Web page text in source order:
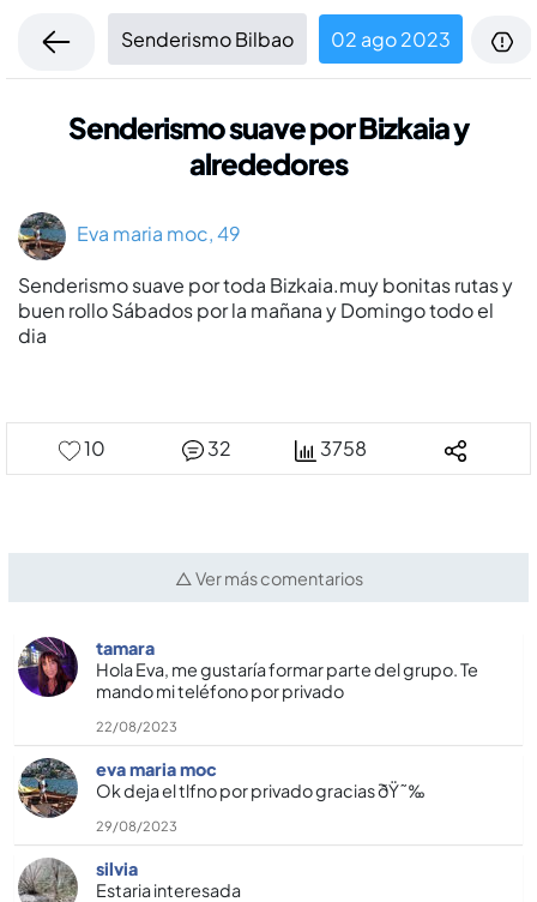
Senderismo Bilbao 02 ago 2023
Senderismo suave por Bizkaia y
alrededores
Eva maria moc, 49
Senderismo suave por toda Bizkaia.muy bonitas rutas y
buen rollo Sábados por la mañana y Domingo todo el
dia
10 32 3758
△ Ver más comentarios
tamara
Hola Eva, me gustarí­a formar parte del grupo. Te
mando mi teléfono por privado
22/08/2023
eva maria moc
Ok deja el tlfno por privado gracias ðŸ˜‰
29/08/2023
silvia
Estaria interesada